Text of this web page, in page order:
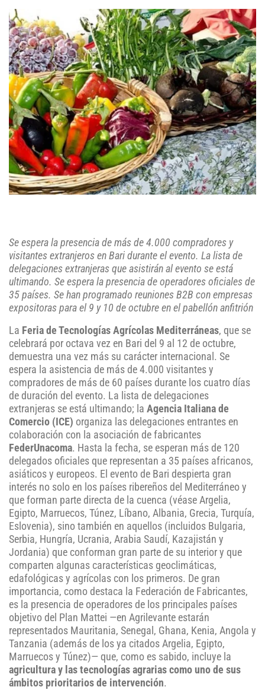
Se espera la presencia de más de 4.000 compradores y
visitantes extranjeros en Bari durante el evento. La lista de
delegaciones extranjeras que asistirán al evento se está
ultimando. Se espera la presencia de operadores oficiales de
35 países. Se han programado reuniones B2B con empresas
expositoras para el 9 y 10 de octubre en el pabellón anfitrión
La Feria de Tecnologías Agrícolas Mediterráneas, que se
celebrará por octava vez en Bari del 9 al 12 de octubre,
demuestra una vez más su carácter internacional. Se
espera la asistencia de más de 4.000 visitantes y
compradores de más de 60 países durante los cuatro días
de duración del evento. La lista de delegaciones
extranjeras se está ultimando; la Agencia Italiana de
Comercio (ICE) organiza las delegaciones entrantes en
colaboración con la asociación de fabricantes
FederUnacoma. Hasta la fecha, se esperan más de 120
delegados oficiales que representan a 35 países africanos,
asiáticos y europeos. El evento de Bari despierta gran
interés no solo en los países ribereños del Mediterráneo y
que forman parte directa de la cuenca (véase Argelia,
Egipto, Marruecos, Túnez, Líbano, Albania, Grecia, Turquía,
Eslovenia), sino también en aquellos (incluidos Bulgaria,
Serbia, Hungría, Ucrania, Arabia Saudí, Kazajistán y
Jordania) que conforman gran parte de su interior y que
comparten algunas características geoclimáticas,
edafológicas y agrícolas con los primeros. De gran
importancia, como destaca la Federación de Fabricantes,
es la presencia de operadores de los principales países
objetivo del Plan Mattei —en Agrilevante estarán
representados Mauritania, Senegal, Ghana, Kenia, Angola y
Tanzania (además de los ya citados Argelia, Egipto,
Marruecos y Túnez)— que, como es sabido, incluye la
agricultura y las tecnologías agrarias como uno de sus
ámbitos prioritarios de intervención.